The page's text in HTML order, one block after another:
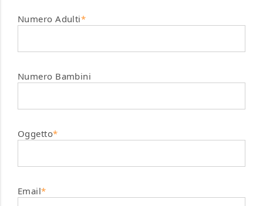
Numero Adulti*
Numero Bambini
Oggetto*
Email*